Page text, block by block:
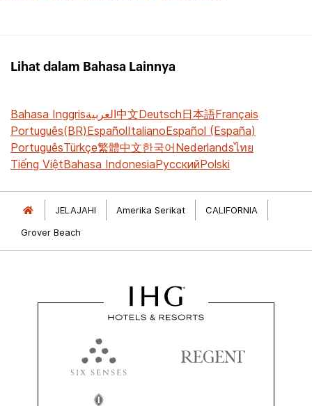
Lihat dalam Bahasa Lainnya
Bahasa Inggrisالعربية中文Deutsch日本語Français
Português(BR)EspañolItalianoEspañol (España)
PortuguêsTürkçe繁體中文한국어Nederlandsไทย
Tiếng ViệtBahasa IndonesiaРусскийPolski
JELAJAHI Amerika Serikat
CALIFORNIA
Grover Beach